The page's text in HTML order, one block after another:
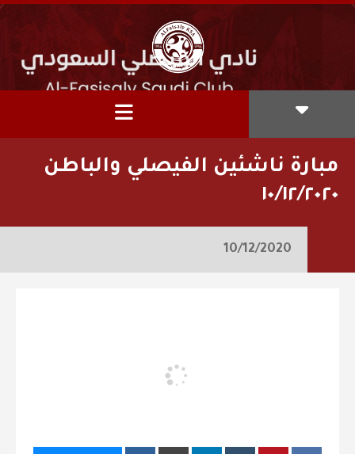
مبارة ناشئين الفيصلي والباطن
١٠/١٢/٢٠٢٠
10/12/2020